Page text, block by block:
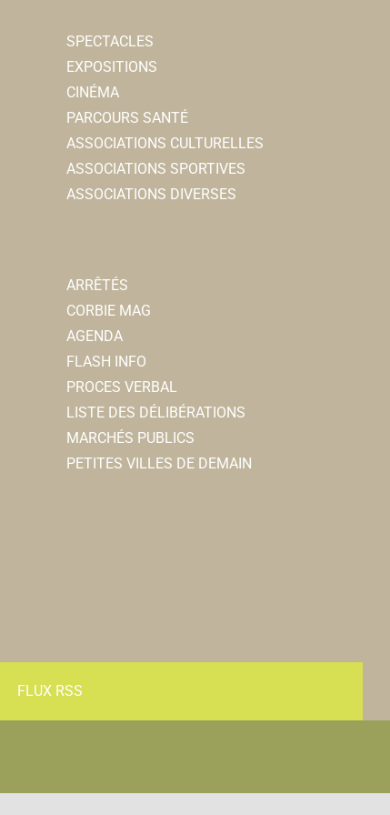
SPECTACLES
EXPOSITIONS
CINÉMA
PARCOURS SANTÉ
ASSOCIATIONS CULTURELLES
ASSOCIATIONS SPORTIVES
ASSOCIATIONS DIVERSES
ARRÊTÉS
CORBIE MAG
AGENDA
FLASH INFO
PROCES VERBAL
LISTE DES DÉLIBÉRATIONS
MARCHÉS PUBLICS
PETITES VILLES DE DEMAIN
FLUX RSS